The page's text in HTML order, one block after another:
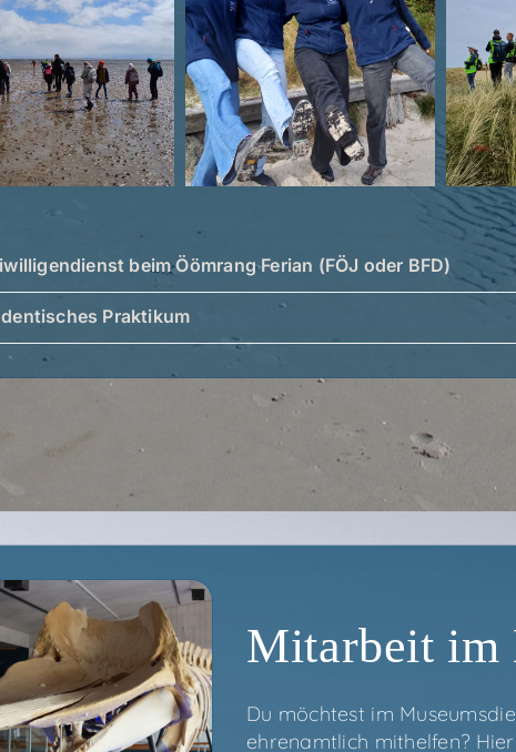
beim Ööm­rang Feri­an (FÖJ oder BFD)
Praktikum
Mit­ar­beit im
Du möch­test im
ehren­amt­lich mit­hel­fen?